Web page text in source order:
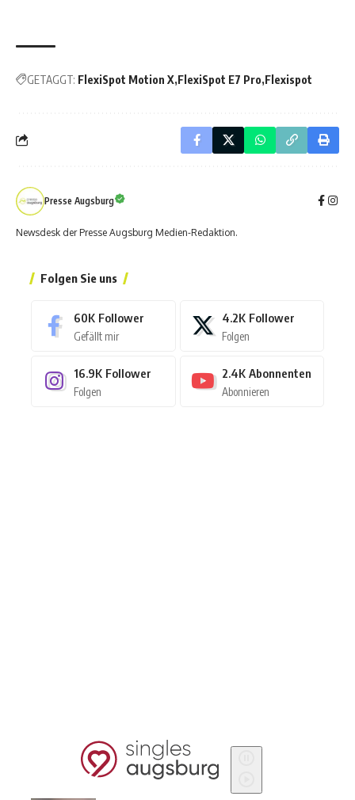
GETAGGT: FlexiSpot Motion X FlexiSpot E7 Pro Flexispot
Presse Augsburg
Newsdesk der Presse Augsburg Medien-Redaktion.
Folgen Sie uns
60K Follower
Gefällt mir
4.2K Follower
Folgen
16.9K Follower
Folgen
2.4K Abonnenten
Abonnieren